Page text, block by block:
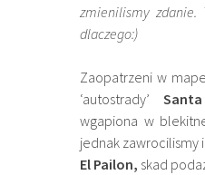
zmienilismy zdanie.
dlaczego:)
Zaopatrzeni w
‘autostrady’
wgapiona w
jednak zawrocilismy
El Pailon, skad